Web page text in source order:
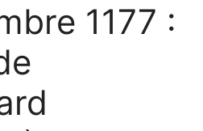
1177 :